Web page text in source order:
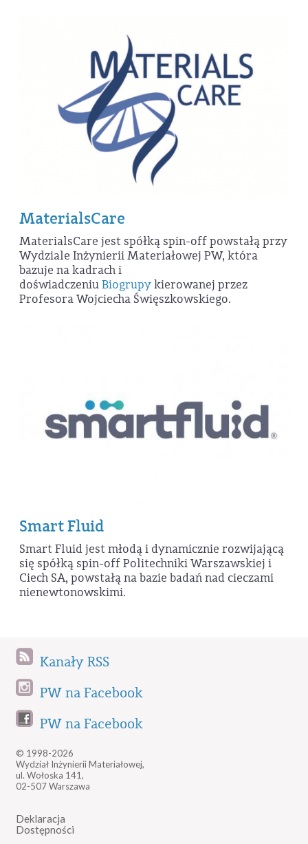
MaterialsCare
MaterialsCare jest spółką spin-off powstałą przy
Wydziale Inżynierii Materiałowej PW, która
bazuje na kadrach i
doświadczeniuBiogrupykierowanej przez
Profesora Wojciecha Święszkowskiego.
Smart Fluid
Smart Fluid jest młodą i dynamicznie rozwijającą
się spółką spin-off Politechniki Warszawskiej i
Ciech SA, powstałą na bazie badań nad cieczami
nienewtonowskimi.
Kanały RSS
PW na Facebook
PW na Facebook
© 1998-2026
Wydział Inżynierii Materiałowej,
ul. Wołoska 141,
02-507 Warszawa
Deklaracja
Dostępności